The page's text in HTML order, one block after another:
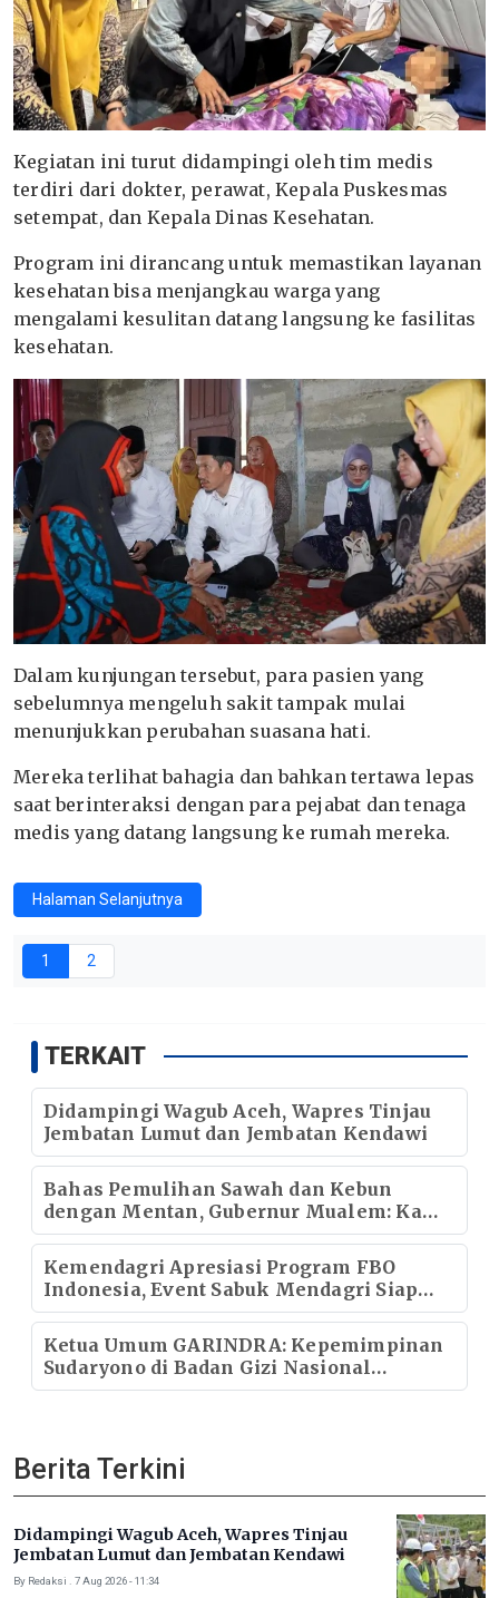
Kegiatan ini turut didampingi oleh tim medis
terdiri dari dokter, perawat, Kepala Puskesmas
setempat, dan Kepala Dinas Kesehatan.
Program ini dirancang untuk memastikan layanan
kesehatan bisa menjangkau warga yang
mengalami kesulitan datang langsung ke fasilitas
kesehatan.
Dalam kunjungan tersebut, para pasien yang
sebelumnya mengeluh sakit tampak mulai
menunjukkan perubahan suasana hati.
Mereka terlihat bahagia dan bahkan tertawa lepas
saat berinteraksi dengan para pejabat dan tenaga
medis yang datang langsung ke rumah mereka.
Halaman Selanjutnya
1 2
TERKAIT
Didampingi Wagub Aceh, Wapres Tinjau
Jembatan Lumut dan Jembatan Kendawi
Bahas Pemulihan Sawah dan Kebun
dengan Mentan, Gubernur Mualem: Kami
Butuh Dukungan Pak Menteri
Kemendagri Apresiasi Program FBO
Indonesia, Event Sabuk Mendagri Siap
Didorong Menjadi Gerakan Nasional
Ketua Umum GARINDRA: Kepemimpinan
Sudaryono di Badan Gizi Nasional
Menentukan Kualitas Generasi dan Arah
Berita Terkini
Didampingi Wagub Aceh, Wapres Tinjau
Jembatan Lumut dan Jembatan Kendawi
By Redaksi . 7 Aug 2026 - 11:34